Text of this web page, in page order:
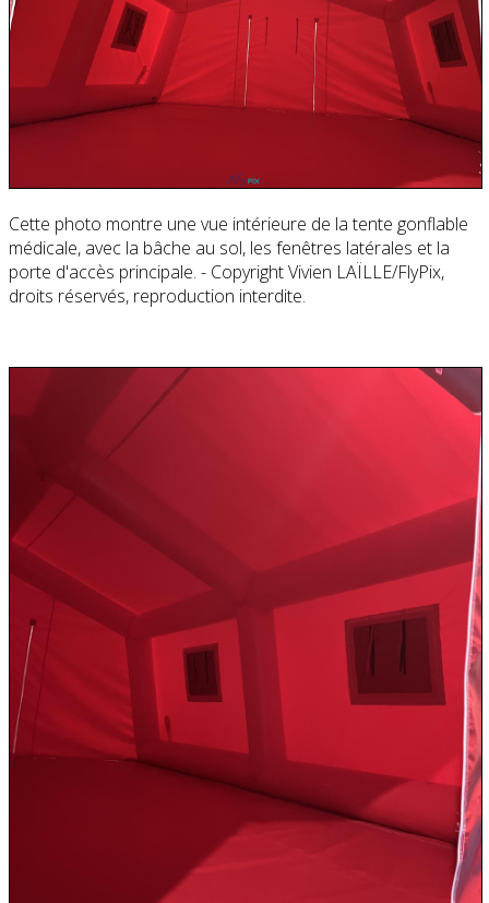
Cette photo montre une vue intérieure de la tente gonflable
médicale, avec la bâche au sol, les fenêtres latérales et la
porte d'accès principale. - Copyright Vivien LAÏLLE/FlyPix,
droits réservés, reproduction interdite.